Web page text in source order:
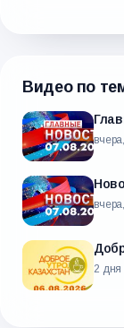
Видео по
2 дня